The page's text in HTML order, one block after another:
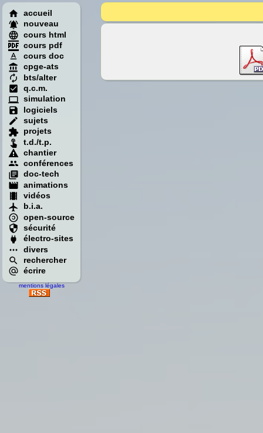
accueil
nouveau
cours html
cours pdf
cours doc
cpge-ats
bts/alter
q.c.m.
simulation
logiciels
sujets
projets
t.d./t.p.
chantier
conférences
doc-tech
animations
vidéos
b.i.a.
open-source
sécurité
électro-sites
divers
rechercher
écrire
mentions légales